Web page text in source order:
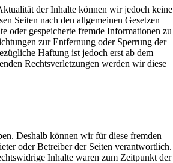
der Inhalte können wir jedoch keine
Seiten nach den allgemeinen Gesetzen
oder gespeicherte fremde Informationen zu
zur Entfernung oder Sperrung der
Haftung ist jedoch erst ab dem
Rechtsverletzungen werden wir diese
Deshalb können wir für diese fremden
oder Betreiber der Seiten verantwortlich.
Inhalte waren zum Zeitpunkt der